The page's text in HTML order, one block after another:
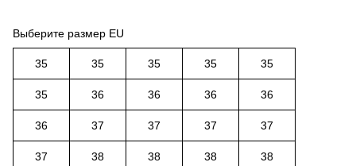
Выберите размер EU
35 35 35 35 35
35 36 36 36 36
36 37 37 37 37
37 38 38 38 38